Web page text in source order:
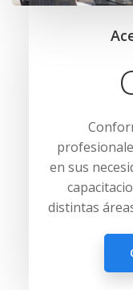
en sus
distintas